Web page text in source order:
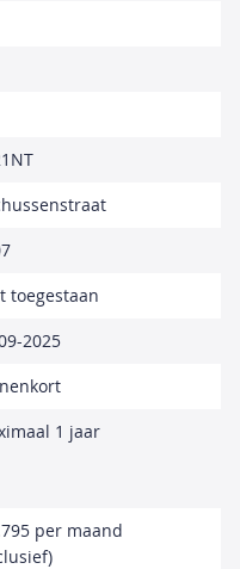
toegestaan
2025
1 jaar
per maand